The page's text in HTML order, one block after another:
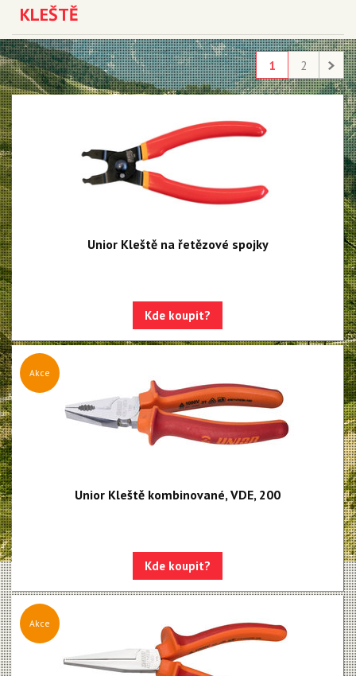
Nářadí na středové osy
Nářadí na kliky
Nářadí na pedály
Nářadí na kazety a ořechy
Nářadí na brzdy
Nářadí na rámy a vidlice
Nářadí na vidlice a tlumiče
Nářadí na servis plášťů a duší
Montážní stojany
Sety nářadí
Dílenské vybavení
KLEŠTĚ
1 2
Unior Kleště na řetězové spojky
Kde koupit?
Akce
Unior Kleště kombinované, VDE, 200
Kde koupit?
Akce